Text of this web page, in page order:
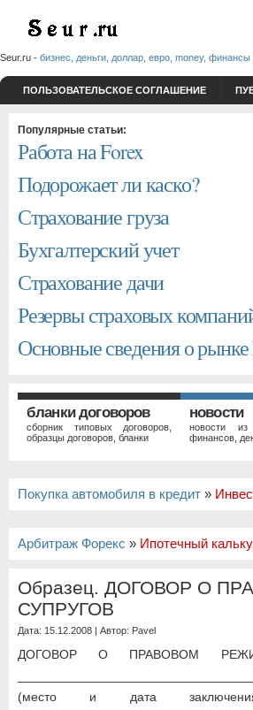
Seur.ru - бизнес, деньги, доллар, евро, money, финансы
ПОЛЬЗОВАТЕЛЬСКОЕ СОГЛАШЕНИЕ
Популярные статьи:
Работа на Forex
Подорожает ли каско?
Страхование груза
Бухгалтерский учет
Страхование дачи
Резервы страховых
Основные сведения о
бланки договоров
сборник типовых договоров,
образцы договоров, бланки
новости
новости
финансов,
Покупка автомобиля в кредит »
Арбитраж Форекс » Ипотечный
Образец. ДОГОВОР О
СУПРУГОВ
Дата: 15.12.2008 | Автор: Pavel
ДОГОВОР О ПРАВОВОМ
(место и дата